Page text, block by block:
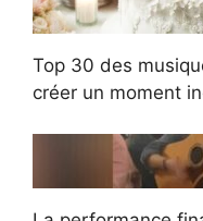
Top 30 des
créer un moment